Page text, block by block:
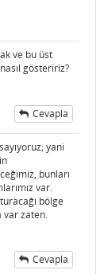
ve bu üst
nasıl gösteririz?
Cevapla
yani
bunları
var.
bölge
var zaten.
Cevapla